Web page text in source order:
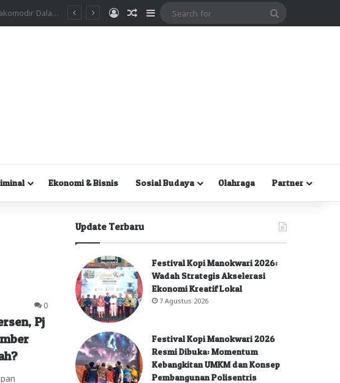
MasukRandom Article
Sidebar
Ekonomi & Bisnis Sosial Budaya Olahraga Partner
0
Pj
Update Terbaru
Festival Kopi Manokwari 2026:
Wadah Strategis Akselerasi
Ekonomi Kreatif Lokal
7 Agustus 2026
Festival Kopi Manokwari 2026
Resmi Dibuka: Momentum
Kebangkitan UMKM dan Konsep
Pembangunan Polisentris